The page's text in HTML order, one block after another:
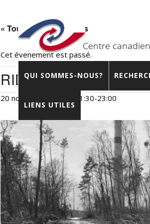
QUI SOMMES-NOUS?
LIENS UTILES
« Tous les Évènements
Cet évènement est passé.
RIDM : Heimat ist ein
20 novembre 2019 – 21:30-23:00